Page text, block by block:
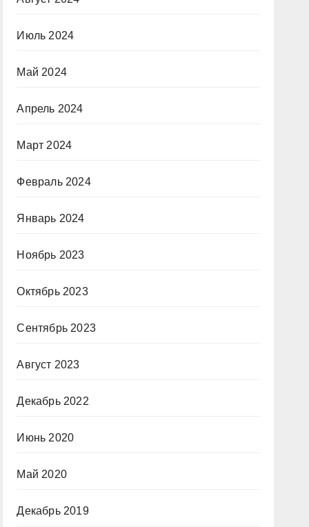
Июль 2024
Май 2024
Апрель 2024
Март 2024
Февраль 2024
Январь 2024
Ноябрь 2023
Октябрь 2023
Сентябрь 2023
Август 2023
Декабрь 2022
Июнь 2020
Май 2020
Декабрь 2019